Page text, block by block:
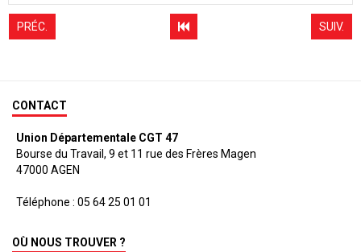
PRÉC. SUIV.
CONTACT
Union Départementale CGT 47
Bourse du Travail, 9 et 11 rue des Frères Magen
47000 AGEN
Téléphone : 05 64 25 01 01
OÙ NOUS TROUVER ?